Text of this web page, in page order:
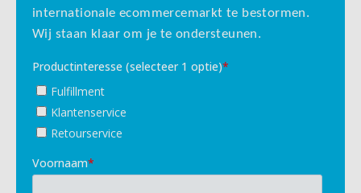
internationale ecommercemarkt te bestormen.
Wij staan klaar om je te ondersteunen.